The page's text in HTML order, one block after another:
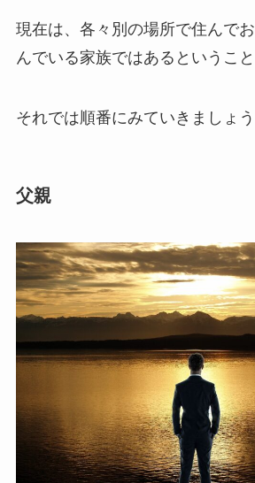
現在は、各々別の場所で住んで
んでいる家族ではあるということ
それでは順番にみていきましょう
父親